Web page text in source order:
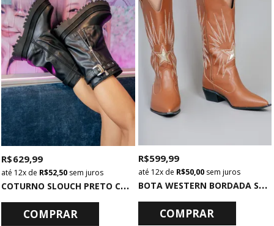
C
OTURNO SLOUCH PRETO COM FIVELA
R$ 629,99
12x de R$ 52,50 sem juros
COMPRAR
B
OTA WESTERN BORDADA SPARKLE CARAMELO
R$ 599,99
12xde R$ 50,00sem juros
COMPRAR